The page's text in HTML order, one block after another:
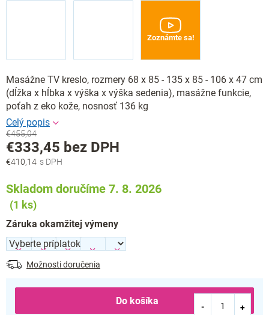
Zoznámte sa!
Masážne TV kreslo, rozmery 68 x 85 - 135 x 85 - 106 x 47 cm
(dĺžka x hĺbka x výška x výška sedenia), masážne funkcie,
poťah z eko kože, nosnosť 136 kg
€455,04
€410,14
€333,45 bez DPH
Jednotková
Skladom doručíme 7. 8. 2026
(1 ks)
Záruka okamžitej výmeny
Možnosti doručenia
Do košíka